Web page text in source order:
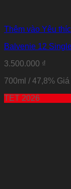
Thêm vào Yêu
Balvenie 12
3.500.000 ₫
700ml / 47,8%
TET 2026